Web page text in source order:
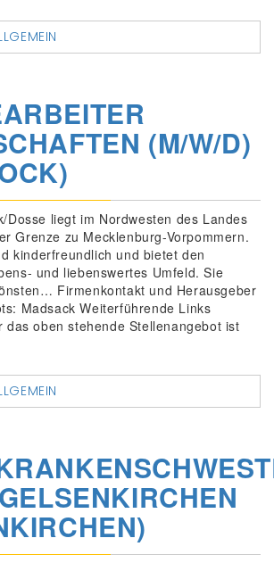
(M/W/D)
Dosse liegt im Nordwesten des Landes
Grenze zu Mecklenburg-Vorpommern.
kinderfreundlich und bietet den
und liebenswertes Umfeld. Sie
Firmenkontakt und Herausgeber
Madsack Weiterführende Links
das oben stehende Stellenangebot ist